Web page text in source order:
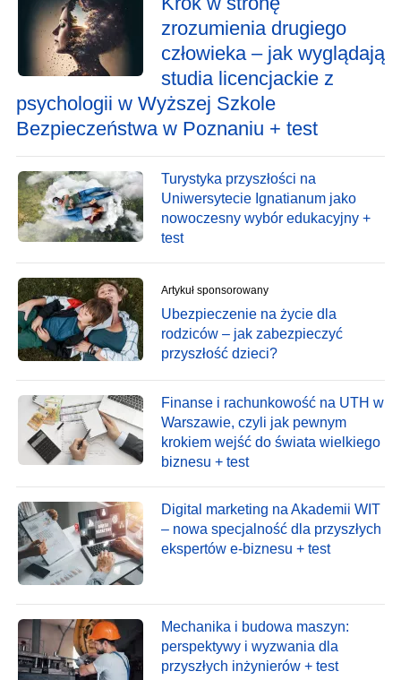
zrozumienia drugiego
człowieka – jak wyglądają
studia licencjackie z
psychologii w Wyższej Szkole
Bezpieczeństwa w Poznaniu + test
Turystyka przyszłości na
Uniwersytecie Ignatianum jako
nowoczesny wybór edukacyjny +
test
Artykuł sponsorowany
Ubezpieczenie na życie dla
rodziców – jak zabezpieczyć
przyszłość dzieci?
Finanse i rachunkowość na UTH w
Warszawie, czyli jak pewnym
krokiem wejść do świata wielkiego
biznesu + test
Digital marketing na Akademii WIT
– nowa specjalność dla przyszłych
ekspertów e-biznesu + test
Mechanika i budowa maszyn:
perspektywy i wyzwania dla
przyszłych inżynierów + test